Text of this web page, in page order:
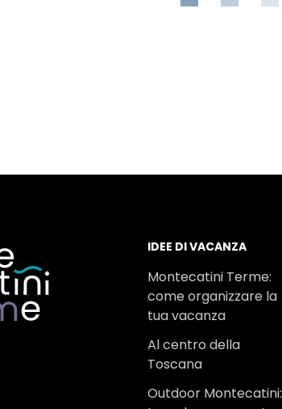
IDEE DI VACANZA
Montecatini Terme:
come organizzare la
tua vacanza
Al centro della
Toscana
Outdoor Montecatini: